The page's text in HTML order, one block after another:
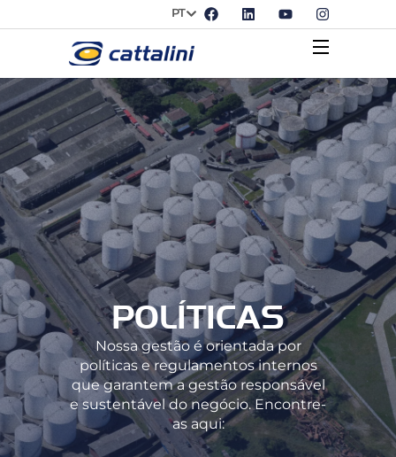
PT
POLÍTICAS
Nossa gestão é orientada por
políticas e regulamentos internos
que garantem a gestão responsável
e sustentável do negócio. Encontre-
as aqui: